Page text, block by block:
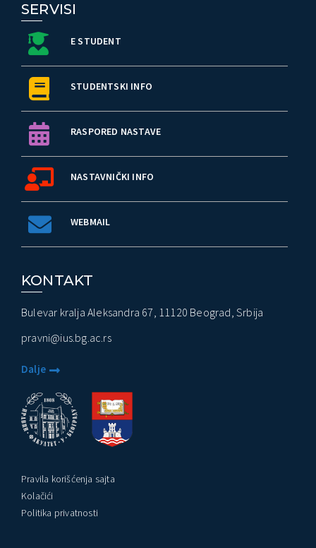
SERVISI
E STUDENT
STUDENTSKI INFO
RASPORED NASTAVE
NASTAVNIČKI INFO
WEBMAIL
KONTAKT
Bulevar kralja Aleksandra 67, 11120 Beograd, Srbija
pravni@ius.bg.ac.rs
Dalje
Pravila korišćenja sajta
Kolačići
Politika privatnosti